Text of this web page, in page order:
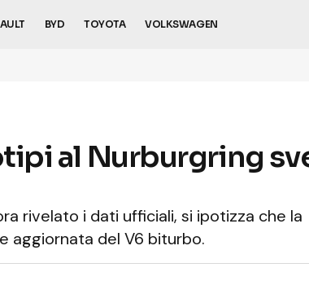
BYD TOYOTA VOLKSWAGEN
al Nurburgring
rivelato i dati ufficiali, si ipotizza che la
aggiornata del V6 biturbo.